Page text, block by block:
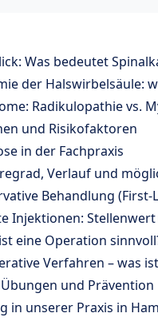
Was bedeutet
der Halswirbelsäule:
Radikulopathie vs.
und Risikofaktoren
in der Fachpraxis
Verlauf und
Behandlung (First-
Injektionen:
eine Operation
Verfahren – was
und Prävention
in unserer Praxis in